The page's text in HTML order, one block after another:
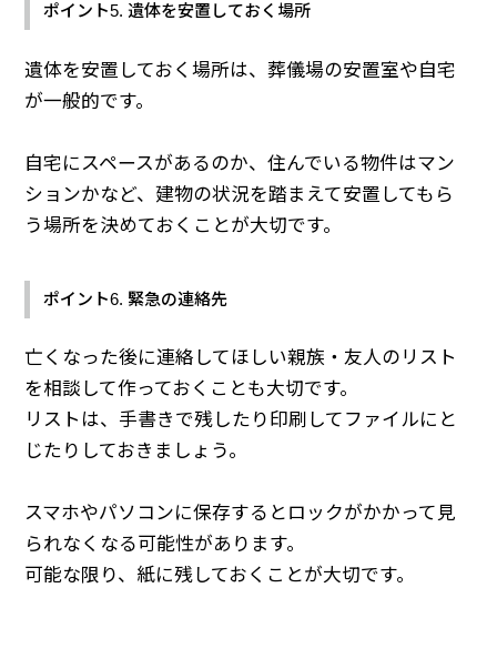
ポイント5. 遺体を安置しておく場所
遺体を安置しておく場所は、葬儀場の安置室や自宅
が一般的です。
自宅にスペースがあるのか、住んでいる物件はマン
ションかなど、建物の状況を踏まえて安置してもら
う場所を決めておくことが大切です。
ポイント6. 緊急の連絡先
亡くなった後に連絡してほしい親族・友人のリスト
を相談して作っておくことも大切です。
リストは、手書きで残したり印刷してファイルにと
じたりしておきましょう。
スマホやパソコンに保存するとロックがかかって見
られなくなる可能性があります。
可能な限り、紙に残しておくことが大切です。